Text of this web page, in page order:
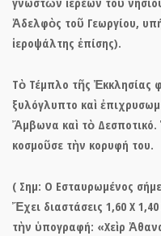
Ἀδελφὸς τοῦ Γεωργίου,
ἱεροψάλτης ἐπίσης).
Τὸ Τέμπλο τῆς Ἐκκλησίας
ξυλόγλυπτο καὶ
Ἄμβωνα καὶ τὸ Δεσποτικό.
κοσμοῦσε τὴν κορυφή του.
( Σημ: Ο Εσταυρωμένος
Ἔχει διαστάσεις 1,60 Χ
τὴν ὑπογραφή: «Χεὶρ